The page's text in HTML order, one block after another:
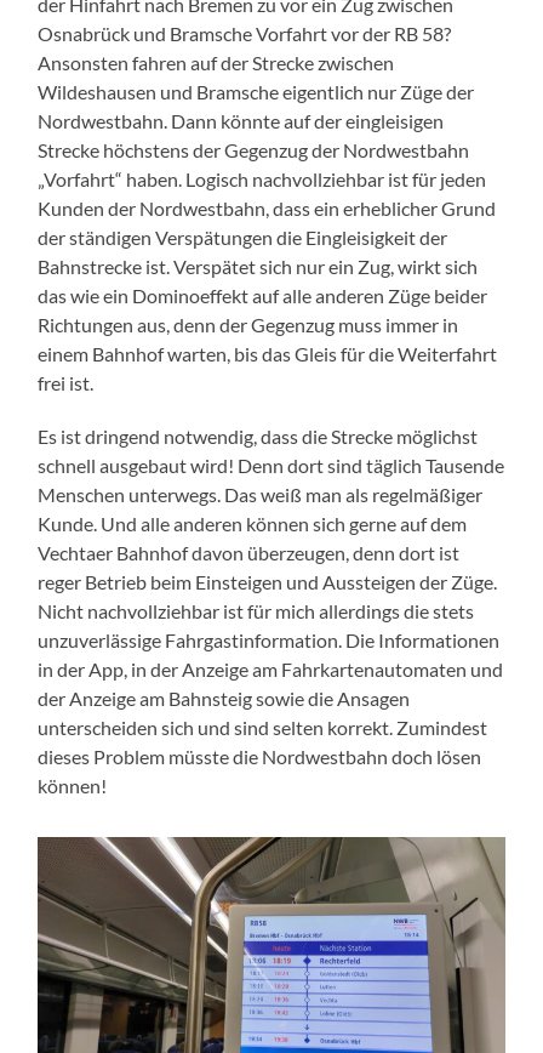
der Hinfahrt nach Bremen zu vor ein Zug zwischen
Osnabrück und Bramsche Vorfahrt vor der RB 58?
Ansonsten fahren auf der Strecke zwischen
Wildeshausen und Bramsche eigentlich nur Züge der
Nordwestbahn. Dann könnte auf der eingleisigen
Strecke höchstens der Gegenzug der Nordwestbahn
„Vorfahrt“ haben. Logisch nachvollziehbar ist für jeden
Kunden der Nordwestbahn, dass ein erheblicher Grund
der ständigen Verspätungen die Eingleisigkeit der
Bahnstrecke ist. Verspätet sich nur ein Zug, wirkt sich
das wie ein Dominoeffekt auf alle anderen Züge beider
Richtungen aus, denn der Gegenzug muss immer in
einem Bahnhof warten, bis das Gleis für die Weiterfahrt
frei ist.
Es ist dringend notwendig, dass die Strecke möglichst
schnell ausgebaut wird! Denn dort sind täglich Tausende
Menschen unterwegs. Das weiß man als regelmäßiger
Kunde. Und alle anderen können sich gerne auf dem
Vechtaer Bahnhof davon überzeugen, denn dort ist
reger Betrieb beim Einsteigen und Aussteigen der Züge.
Nicht nachvollziehbar ist für mich allerdings die stets
unzuverlässige Fahrgastinformation. Die Informationen
in der App, in der Anzeige am Fahrkartenautomaten und
der Anzeige am Bahnsteig sowie die Ansagen
unterscheiden sich und sind selten korrekt. Zumindest
dieses Problem müsste die Nordwestbahn doch lösen
können!